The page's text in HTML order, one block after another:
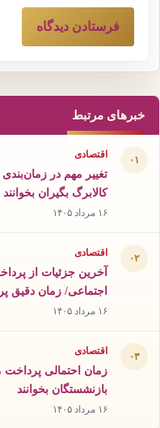
خبرهای مرتبط
۰۱ اقتصادی
تغییر مهم در زمان‌بندی
کالابرگ بگیران بخوانند
۱۶ مرداد ۱۴۰۵
۰۲ اقتصادی
آخرین جزئیات از
اجتماعی/ زمان
۱۶ مرداد ۱۴۰۵
۰۳ اقتصادی
زمان احتمالی
بازنشستگان بخوانند
۱۶ مرداد ۱۴۰۵